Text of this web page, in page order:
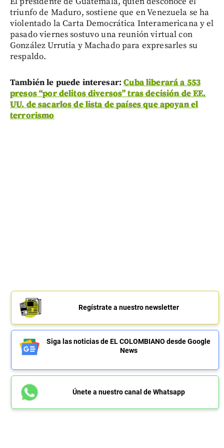
triunfo de Maduro, sostiene que en Venezuela se ha
violentado la Carta Democrática Interamericana y el
pasado viernes sostuvo una reunión virtual con
González Urrutia y Machado para expresarles su
respaldo.
También le puede interesar:Cuba liberará a 553
presos “por delitos diversos” tras decisión de EE.
UU. de sacarlos de lista de países que apoyan el
terrorismo
Regístrate a nuestro newsletter
Siga las noticias de EL COLOMBIANO desde Google
News
Únete a nuestro canal de Whatsapp